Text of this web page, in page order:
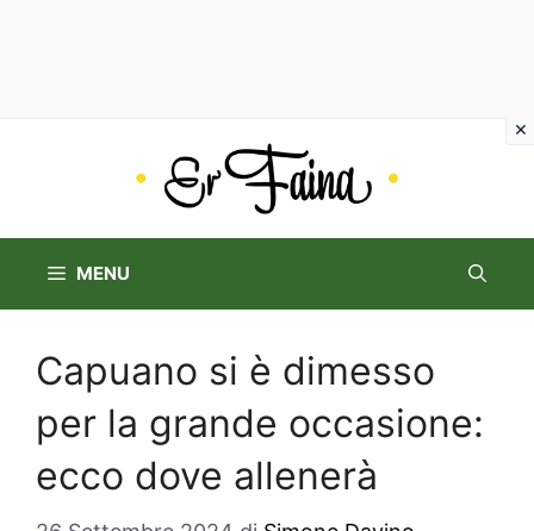
MENU
Capuano si è dimesso
per la grande occasione:
ecco dove allenerà